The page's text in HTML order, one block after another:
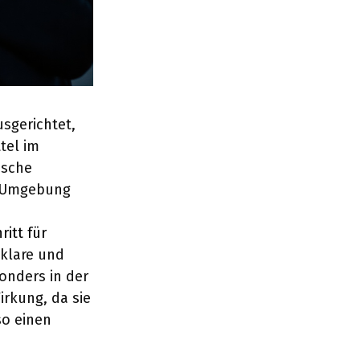
im
für
und
in der
da sie
einen